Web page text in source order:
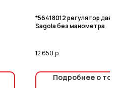
*56418012 регулятор
Sagola без манометра
12 650 р.
Подробнее о